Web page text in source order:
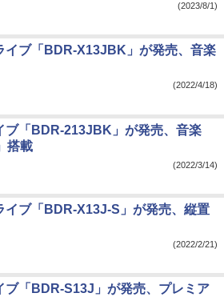
(2023/8/1)
イブ「BDR-X13JBK」が発売、音楽
(2022/4/18)
ブ「BDR-213JBK」が発売、音楽
搭載
(2022/3/14)
イブ「BDR-X13J-S」が発売、縦置
(2022/2/21)
ブ「BDR-S13J」が発売、プレミア